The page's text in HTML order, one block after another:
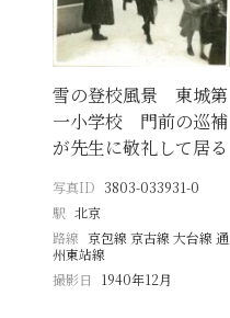
雪の登校風景 東城第
一小学校 門前の巡補
が先生に敬礼して居る
写真ID 3803-033931-0
駅 北京
路線 京包線 京古線 大台線 通
州東站線
撮影日
1940年12月